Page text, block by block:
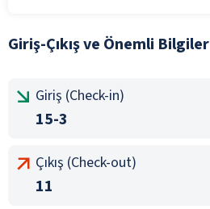
Giriş-Çıkış ve Önemli Bilgiler
Giriş (Check-in)
15-3
Çıkış (Check-out)
11